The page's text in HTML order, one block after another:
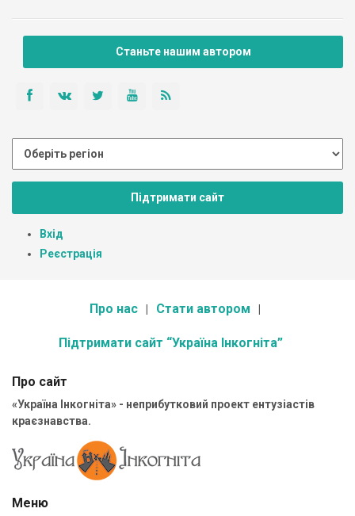
Станьте нашим автором
Підтримати сайт
Вхід
Реєстрація
Про нас Стати автором
Підтримати сайт “Україна Інкогніта”
Про сайт
«Україна Інкогніта» - неприбутковий проект ентузіастів
краєзнавства.
Меню